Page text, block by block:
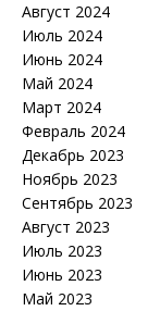
Август 2024
Июль 2024
Июнь 2024
Май 2024
Март 2024
Февраль 2024
Декабрь 2023
Ноябрь 2023
Сентябрь 2023
Август 2023
Июль 2023
Июнь 2023
Май 2023